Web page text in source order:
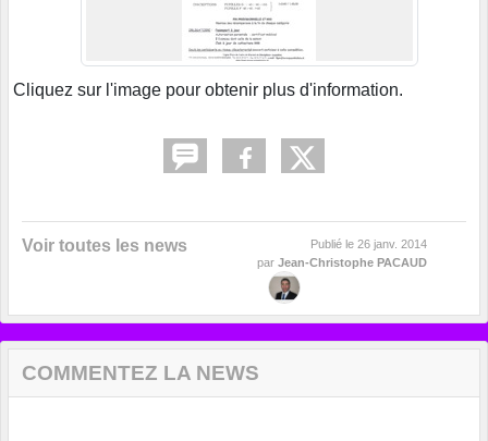
Cliquez sur l'image pour obtenir plus d'information.
Voir toutes les news Publié le 26 janv. 2014
par Jean-Christophe PACAUD
COMMENTEZ LA NEWS